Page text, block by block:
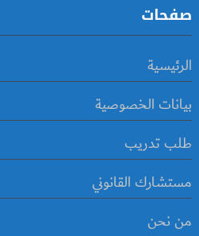
صفحات
الرئيسية
بيانات الخصوصية
طلب تدريب
مستشارك القانوني
من نحن